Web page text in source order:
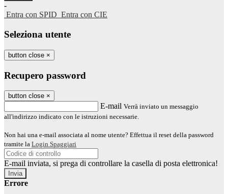
-
Entra con SPID Entra con CIE
Seleziona utente
button close ×
Recupero password
button close ×
E-mail Verrà inviato un messaggio
all'indirizzo indicato con le istruzioni necessarie.
Non hai una e-mail associata al nome utente? Effettua il reset della password
tramite la Login Spaggiari
E-mail inviata, si prega di controllare la casella di posta elettronica!
Errore